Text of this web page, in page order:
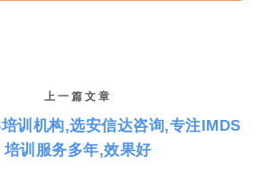
上一篇文章
训机构,选安信达咨询,专注IMDS
培训服务多年,效果好